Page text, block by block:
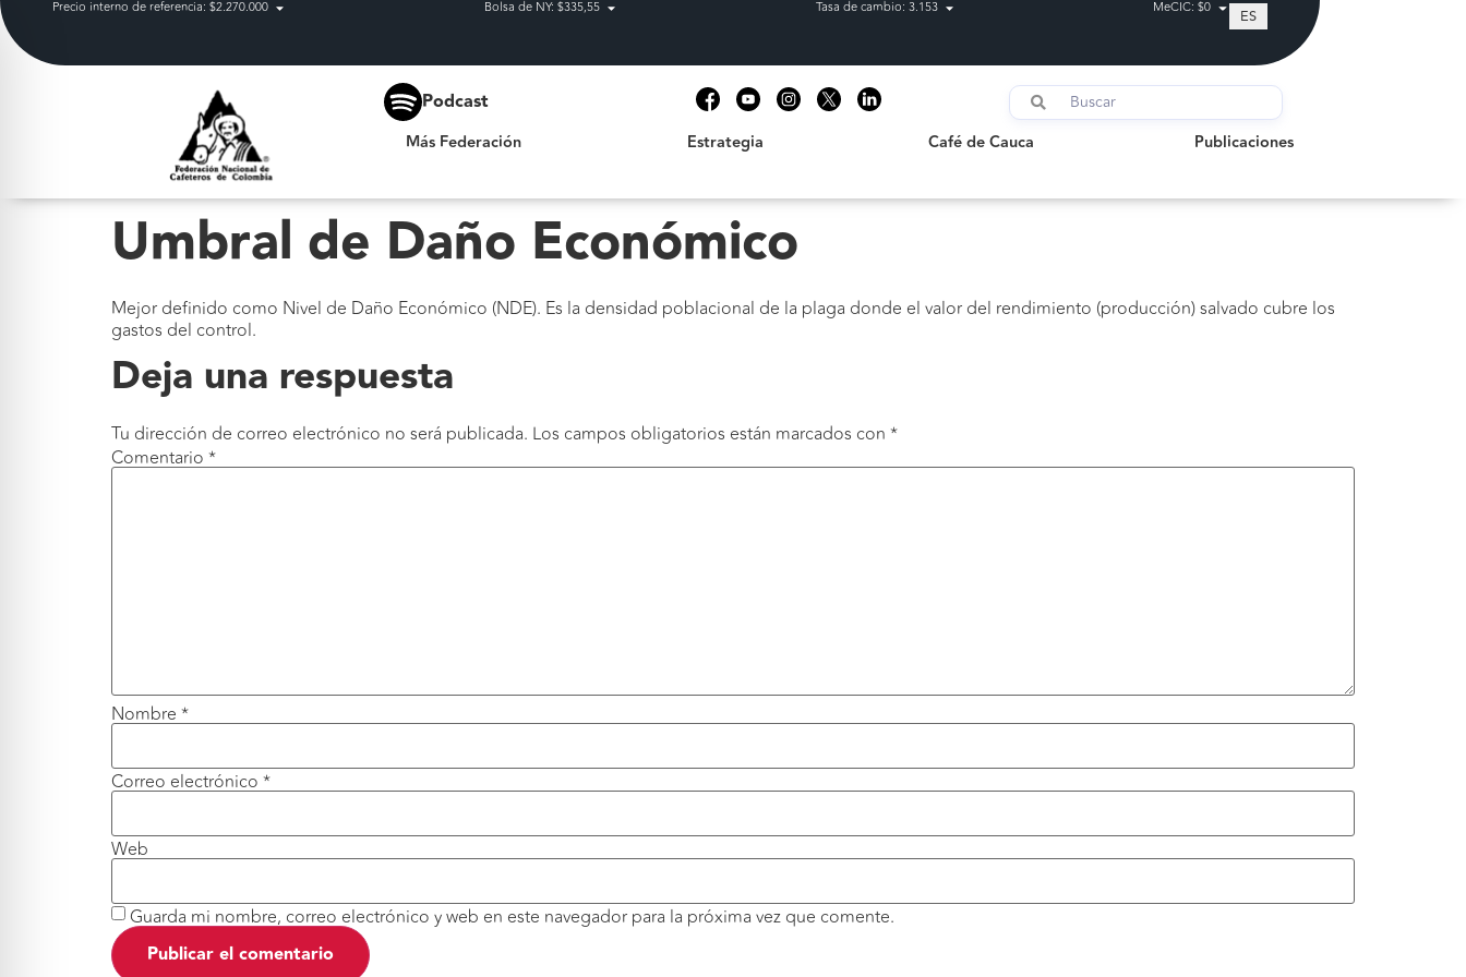
Precio interno de referencia: $2.270.000 Bolsa de NY: $335,55 Tasa de cambio: 3.153 MeCIC: $0 ES
Podcast
Más Federación Estrategia Café de Cauca Publicaciones
Publicaciones
Umbral de Daño Económico
Mejor definido como Nivel de Daño Económico (NDE). Es la densidad poblacional de la plaga donde el valor del rendimiento (producción) salvado cubre los
gastos del control.
Deja una respuesta
Tu dirección de correo electrónico no será publicada. Los campos obligatorios están marcados con *
Comentario *
Nombre *
Correo electrónico *
Web
Guarda mi nombre, correo electrónico y web en este navegador para la próxima vez que comente.